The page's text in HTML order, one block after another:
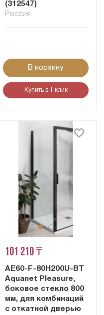
(312547)
Россия
В корзину
Купить в 1 клик
101 210 ₸
AE60-F-80H200U-BT
Aquanet Pleasure,
боковое стекло 800
мм, для комбинаций
с откатной дверью